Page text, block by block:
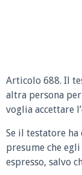
Articolo 688. Il
altra persona
voglia accettare
Se il testatore
presume che
espresso, salvo